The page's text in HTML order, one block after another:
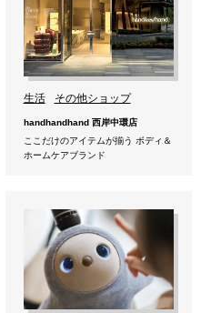
生活 その他ショップ
handhandhand 西岸中環店
ここだけのアイテムが揃う ボディ＆
ホームケアブランド